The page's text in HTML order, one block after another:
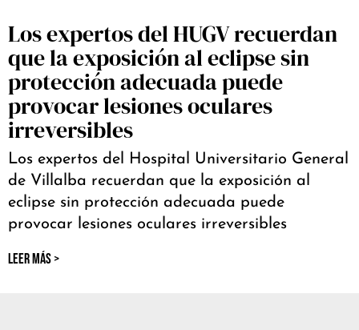
Los expertos del HUGV recuerdan
que la exposición al eclipse sin
protección adecuada puede
provocar lesiones oculares
irreversibles
Los expertos del Hospital Universitario General
de Villalba recuerdan que la exposición al
eclipse sin protección adecuada puede
provocar lesiones oculares irreversibles
LEER MÁS >